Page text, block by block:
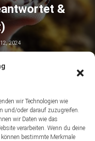
wir Technologien wie
und/oder darauf zuzugreifen.
wir Daten wie das
verarbeiten. Wenn du deine
bestimmte Merkmale
&
2024